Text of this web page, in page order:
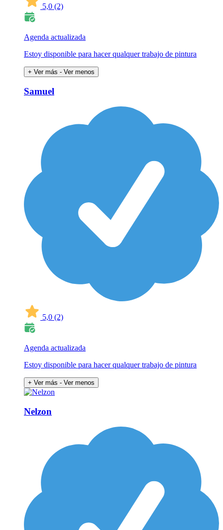
5,0 (2)
Agenda actualizada
Estoy disponible para hacer qualquer trabajo de pintura
+ Ver más - Ver menos
Samuel
5,0 (2)
Agenda actualizada
Estoy disponible para hacer qualquer trabajo de pintura
+ Ver más - Ver menos
Nelzon